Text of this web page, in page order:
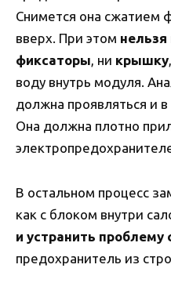
Снимется она сжатием
вверх. При этом
фиксаторы, ни крышку
воду внутрь модуля.
должна проявляться и
Она должна плотно
В остальном процесс
как с блоком внутри
и устранить проблему
предохранитель из